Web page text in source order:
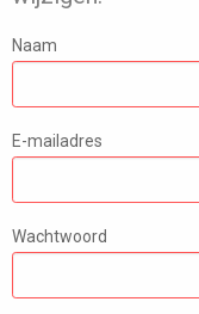
Naam
E-mailadres
Wachtwoord